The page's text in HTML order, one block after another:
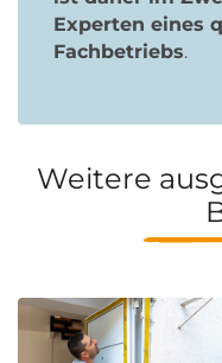
Experten eines
Fachbetriebs.
Weitere